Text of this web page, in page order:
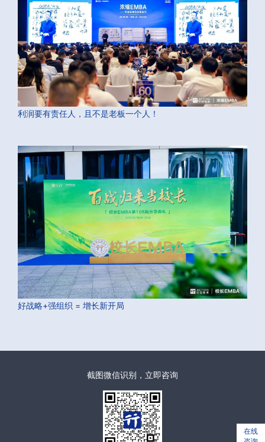
利润要有责任人，且不是老板一个人！
好战略+强组织 = 增长新开局
截图微信识别，立即咨询
在线